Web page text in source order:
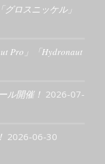
グロスニッケル」
Pro」「Hydronaut
ル開催！ 2026-07-
2026-06-30